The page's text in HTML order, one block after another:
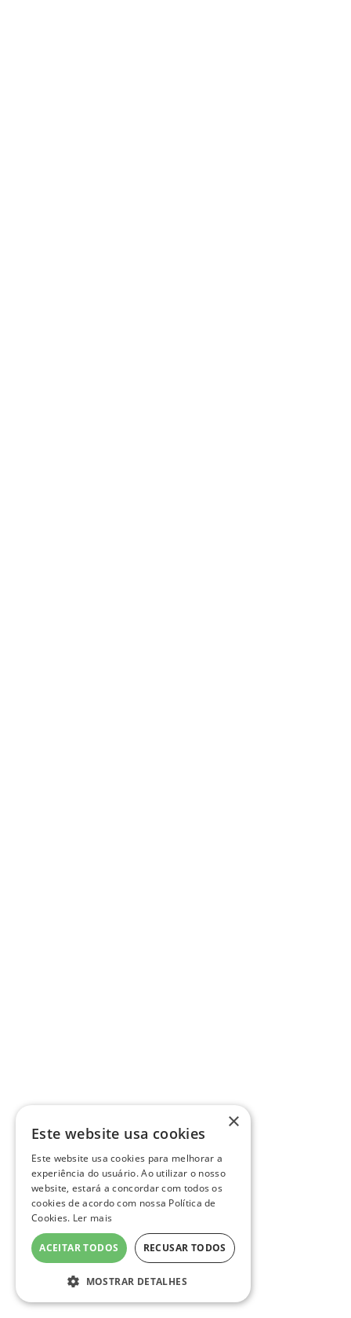
×
Este website usa cookies
Este website usa cookies para melhorar a
experiência do usuário. Ao utilizar o nosso
website, estará a concordar com todos os
cookies de acordo com nossa Política de
Cookies. Ler mais
ACEITAR TODOS RECUSAR TODOS
MOSTRAR DETALHES